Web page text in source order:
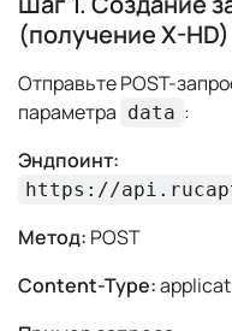
(получение X-HD)
Отправьте POST-
параметра data :
Эндпоинт:
https://
Метод: POST
Content-Type: